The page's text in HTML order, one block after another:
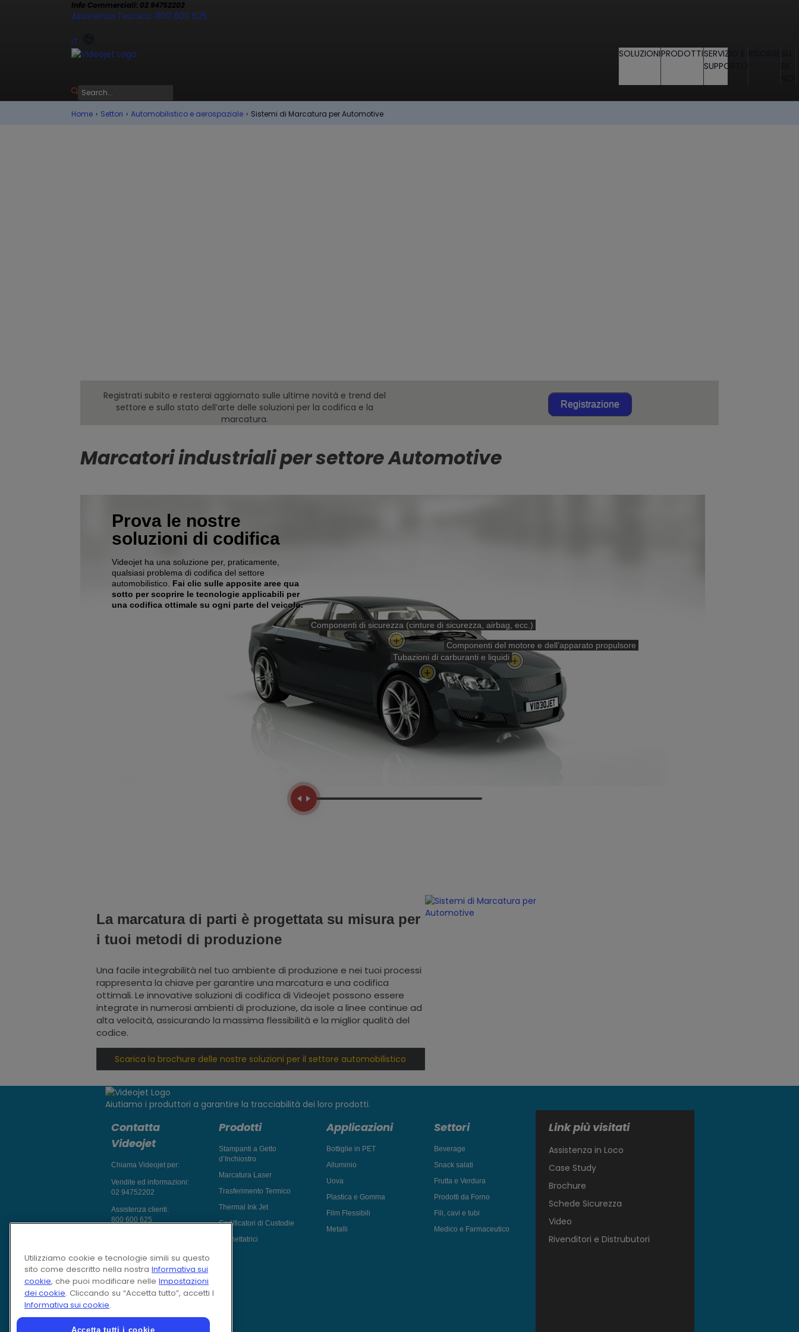
Info Commerciali: 02 94752202
Assistenza Tecnica: 800 600 625
IT
SOLUZIONIPRODOTTISERVIZIO E
SUPPORTO
Home › Settori › Automobilistico e aerospaziale › Sistemi di Marcatura per Automotive
Registrati subito e resterai aggiornato sulle ultime novità e trend del
settore e sullo stato dell’arte delle soluzioni per la codifica e la
marcatura.
Registrazione
Marcatori industriali per settore Automotive
La marcatura di parti è progettata su misura per
i tuoi metodi di produzione
Una facile integrabilità nel tuo ambiente di produzione e nei tuoi processi
rappresenta la chiave per garantire una marcatura e una codifica
ottimali. Le innovative soluzioni di codifica di Videojet possono essere
integrate in numerosi ambienti di produzione, da isole a linee continue ad
alta velocità, assicurando la massima flessibilità e la miglior qualità del
codice.
Scarica la brochure delle nostre soluzioni per il settore automobilistico
Aiutiamo i produttori a garantire la tracciabilità dei loro prodotti.
Contatta
Videojet
Chiama Videojet per:
Vendite ed informazioni:
02 94752202
Assistenza clienti:
800 600 625
inviaci una richiesta
Follow Us On
Prodotti
Stampanti a Getto
d’Inchiostro
Marcatura Laser
Trasferimento Termico
Thermal Ink Jet
Codificatori di Custodie
Etichettatrici
Applicazioni
Bottiglie in PET
Alluminio
Uova
Plastica e Gomma
Film Flessibili
Metalli
Settori
Beverage
Snack salati
Frutta e Verdura
Prodotti da Forno
Fili, cavi e tubi
Medico e Farmaceutico
Link più visitati
Assistenza in Loco
Case Study
Brochure
Schede Sicurezza
Video
Rivenditori e Distrubutori
Utilizziamo cookie e tecnologie simili su questo
sito come descritto nella nostra Informativa sui
cookie, che puoi modificare nelle Impostazioni
dei cookie. Cliccando su “Accetta tutto”, accetti l
Informativa sui cookie.
Accetta tutti i cookie